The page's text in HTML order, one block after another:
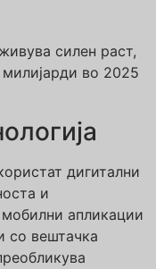
силен раст,
во 2025
дигитални
и
апликации
со вештачка